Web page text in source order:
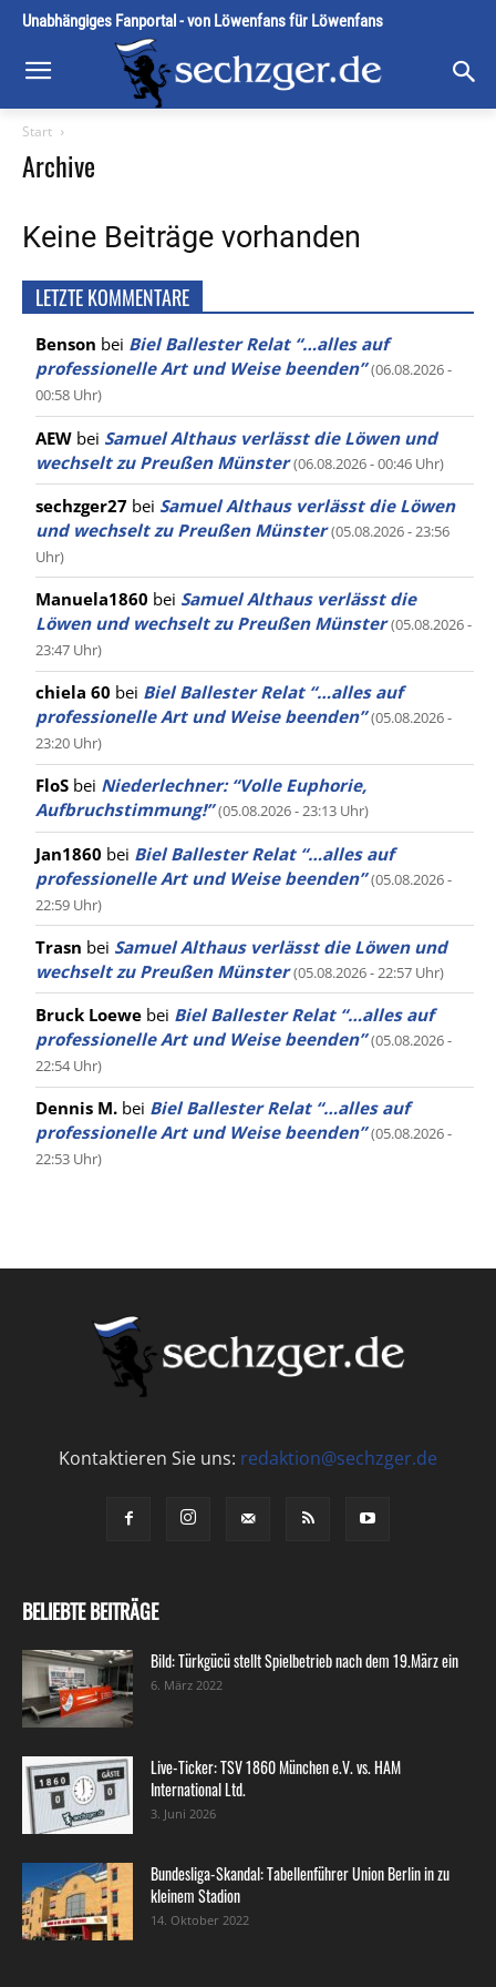
Unabhängiges Fanportal - von Löwenfans für Löwenfans
Start
Archive
Keine Beiträge vorhanden
LETZTE KOMMENTARE
Benson bei Biel Ballester Relat “…alles auf
professionelle Art und Weise beenden” (06.08.2026 -
00:58 Uhr)
AEW bei Samuel Althaus verlässt die Löwen und
wechselt zu Preußen Münster (06.08.2026 - 00:46 Uhr)
sechzger27 bei Samuel Althaus verlässt die Löwen
und wechselt zu Preußen Münster (05.08.2026 - 23:56
Uhr)
Manuela1860 bei Samuel Althaus verlässt die
Löwen und wechselt zu Preußen Münster (05.08.2026 -
23:47 Uhr)
chiela 60 bei Biel Ballester Relat “…alles auf
professionelle Art und Weise beenden” (05.08.2026 -
23:20 Uhr)
FloS bei Niederlechner: “Volle Euphorie,
Aufbruchstimmung!” (05.08.2026 - 23:13 Uhr)
Jan1860 bei Biel Ballester Relat “…alles auf
professionelle Art und Weise beenden” (05.08.2026 -
22:59 Uhr)
Trasn bei Samuel Althaus verlässt die Löwen und
wechselt zu Preußen Münster (05.08.2026 - 22:57 Uhr)
Bruck Loewe bei Biel Ballester Relat “…alles auf
professionelle Art und Weise beenden” (05.08.2026 -
22:54 Uhr)
Dennis M. bei Biel Ballester Relat “…alles auf
professionelle Art und Weise beenden” (05.08.2026 -
22:53 Uhr)
Kontaktieren Sie uns: redaktion@sechzger.de
BELIEBTE BEITRÄGE
Bild: Türkgücü stellt Spielbetrieb nach dem 19.März ein
6. März 2022
Live-Ticker: TSV 1860 München e.V. vs. HAM
International Ltd.
3. Juni 2026
Bundesliga-Skandal: Tabellenführer Union Berlin in zu
kleinem Stadion
14. Oktober 2022